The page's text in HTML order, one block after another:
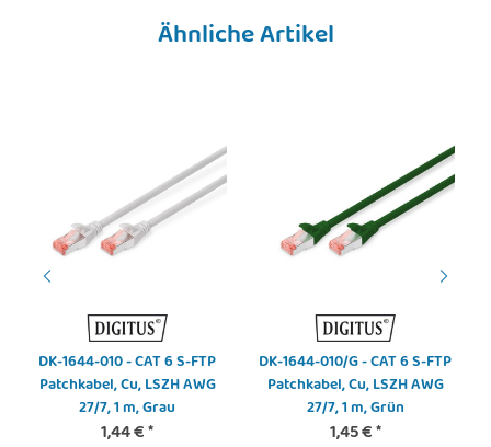
Ähnliche Artikel
DK-1644-010 - CAT 6 S-FTP
Patchkabel, Cu, LSZH AWG
27/7, 1 m, Grau
1,44 €*
DK-1644-010/G - CAT 6 S-FTP
Patchkabel, Cu, LSZH AWG
27/7, 1 m, Grün
1,45 €*